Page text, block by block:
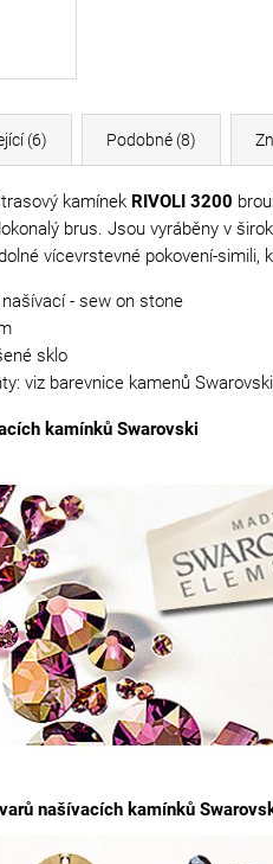
(6) Podobné (8)
kamínek RIVOLI 3200
brus. Jsou vyráběny v
vícevrstevné pokovení-
našívací - sew on stone
sklo
viz barevnice kamenů Swarovski
kamínků Swarovski
našívacích kamínků